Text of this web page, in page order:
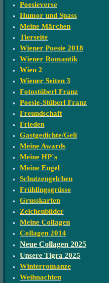
Poesieverse
Humor und Spass
Meine Märchen
Tierseite
Wiener Poesie 2018
Wiener Romantik
Wien 2
Wiener Seiten 3
Fotostüberl Franz
Poesie-Stüberl Franz
Freundschaft
Frieden
Gastgedichte/Geli
Meine Awards
Meine HP`s
Meine Engel
Schutzengelchen
Frühlingsgrüsse
Grusskarten
Zeichenbilder
Meine Collagen
Collagen 2014
Neue Collagen 2025
Unsere Tigra 2025
Winterromanze
Weihnachten